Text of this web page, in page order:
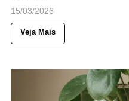
15/03/2026
Veja Mais